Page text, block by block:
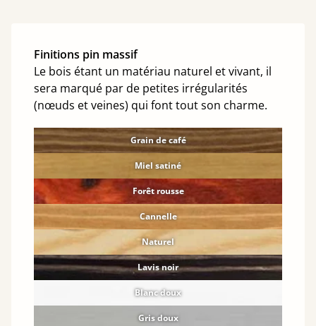
Finitions pin massif
Le bois étant un matériau naturel et vivant, il
sera marqué par de petites irrégularités
(nœuds et veines) qui font tout son charme.
Grain de café
Miel satiné
Forêt rousse
Cannelle
Naturel
Lavis noir
Blanc doux
Gris doux